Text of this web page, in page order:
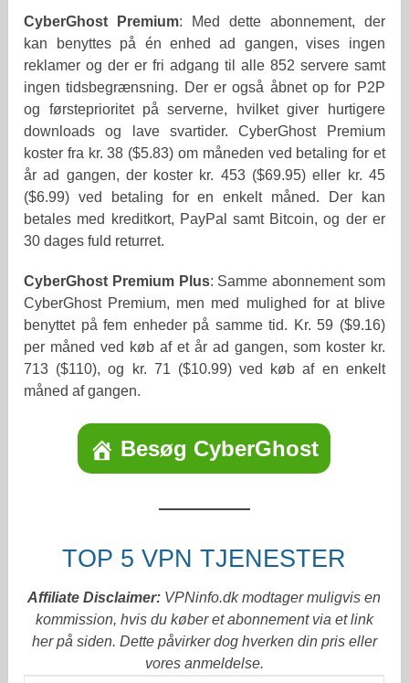
CyberGhost Premium: Med dette abonnement, der
kan benyttes på én enhed ad gangen, vises ingen
reklamer og der er fri adgang til alle 852 servere samt
ingen tidsbegrænsning. Der er også åbnet op for P2P
og førsteprioritet på serverne, hvilket giver hurtigere
downloads og lave svartider. CyberGhost Premium
koster fra kr. 38 ($5.83) om måneden ved betaling for et
år ad gangen, der koster kr. 453 ($69.95) eller kr. 45
($6.99) ved betaling for en enkelt måned. Der kan
betales med kreditkort, PayPal samt Bitcoin, og der er
30 dages fuld returret.
CyberGhost Premium Plus: Samme abonnement som
CyberGhost Premium, men med mulighed for at blive
benyttet på fem enheder på samme tid. Kr. 59 ($9.16)
per måned ved køb af et år ad gangen, som koster kr.
713 ($110), og kr. 71 ($10.99) ved køb af en enkelt
måned af gangen.
Besøg CyberGhost
TOP 5 VPN TJENESTER
Affiliate Disclaimer: VPNinfo.dk modtager muligvis en
kommission, hvis du køber et abonnement via et link
her på siden. Dette påvirker dog hverken din pris eller
vores anmeldelse.